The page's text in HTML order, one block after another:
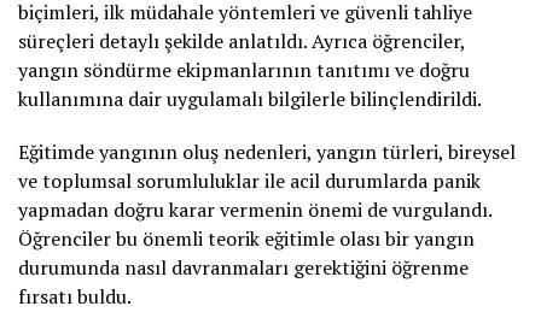
biçimleri, ilk müdahale yöntemleri ve güvenli tahliye
süreçleri detaylı şekilde anlatıldı. Ayrıca öğrenciler,
yangın söndürme ekipmanlarının tanıtımı ve doğru
kullanımına dair uygulamalı bilgilerle bilinçlendirildi.
Eğitimde yangının oluş nedenleri, yangın türleri, bireysel
ve toplumsal sorumluluklar ile acil durumlarda panik
yapmadan doğru karar vermenin önemi de vurgulandı.
Öğrenciler bu önemli teorik eğitimle olası bir yangın
durumunda nasıl davranmaları gerektiğini öğrenme
fırsatı buldu.